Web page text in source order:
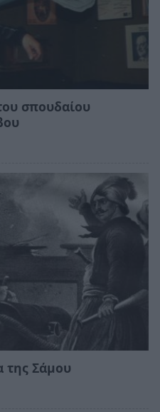
σπουδαίου
της Σάμου